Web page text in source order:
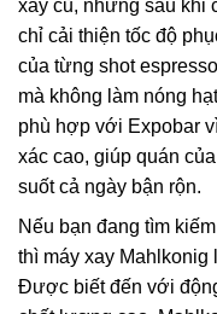
xay cũ, nhưng sau khi
chỉ cải thiện tốc độ
của từng shot
mà không làm nóng
phù hợp với Expobar
xác cao, giúp quán
suốt cả ngày bận rộn.
Nếu bạn đang tìm
thì máy xay Mahlkonig
Được biết đến với